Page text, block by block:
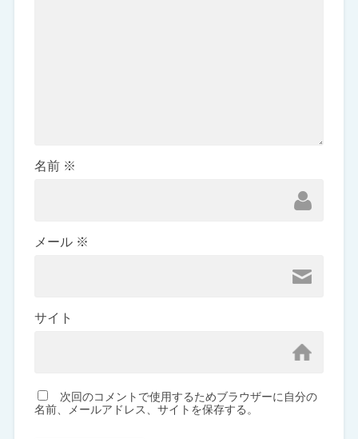
名前 ※
メール ※
サイト
次回のコメントで使用するためブラウザーに自分の
名前、メールアドレス、サイトを保存する。